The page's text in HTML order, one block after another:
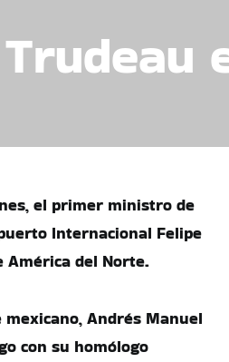
el primer ministro de
Internacional Felipe
América del Norte.
Andrés Manuel
con su homólogo